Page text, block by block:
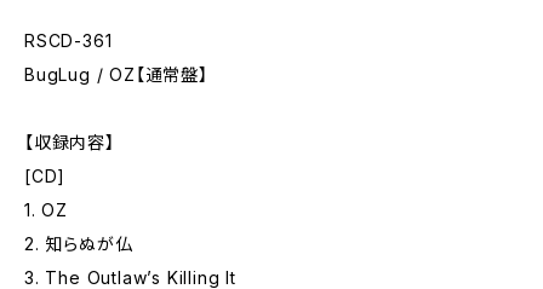
RSCD-361
BugLug / OZ【通常盤】
【収録内容】
[CD]
1. OZ
2. 知らぬが仏
3. The Outlaw’s Killing It